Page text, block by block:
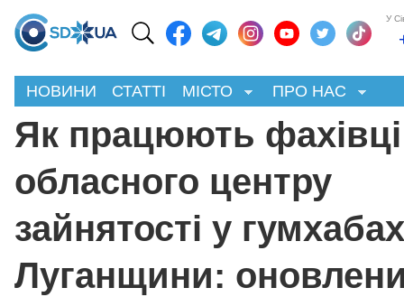
У
НОВИНИ СТАТТІ МІСТО ПРО НАС
Як працюють фахівці
обласного центру
зайнятості у гумхабах
Луганщини: